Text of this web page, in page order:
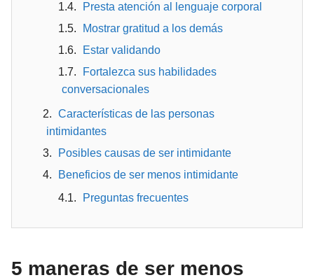
Presta atención al lenguaje corporal
Mostrar gratitud a los demás
Estar validando
Fortalezca sus habilidades
conversacionales
Características de las personas
intimidantes
Posibles causas de ser intimidante
Beneficios de ser menos intimidante
Preguntas frecuentes
5 maneras de ser menos